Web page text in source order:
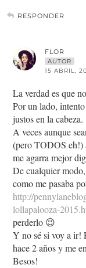
RESPONDER
FLOR
AUTOR
15 ABRIL,
La verdad es que
Por un lado,
justos en la cabeza.
A veces aunque
(pero TODOS eh!)
me agarra mejor
De cualquier
como me pasaba
http://
lollapalooza-
perderlo 😉
Y no sé si voy a ir!
hace 2 años y me
Besos!